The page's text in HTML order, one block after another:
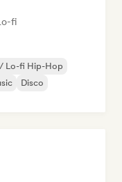
fi
Lo-fi Hip-Hop
Disco